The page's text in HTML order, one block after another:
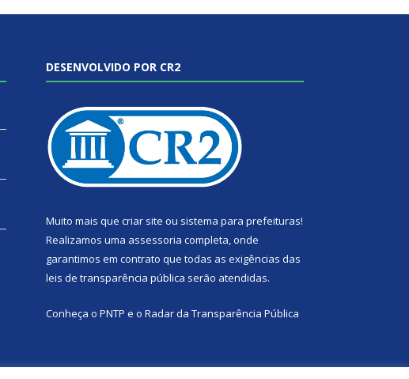
DESENVOLVIDO POR CR2
Muito mais que criar site ou sistema para prefeituras!
Realizamos uma assessoria completa, onde
garantimos em contrato que todas as exigências das
leis de transparência pública serão atendidas.
Conheça o PNTP e o Radar da Transparência Pública